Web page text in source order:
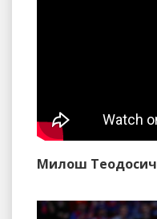
Милош Теодосич